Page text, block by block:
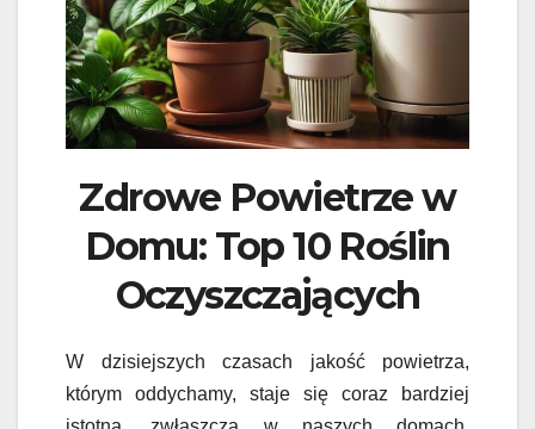
Zdrowe Powietrze w
Domu: Top 10 Roślin
Oczyszczających
W dzisiejszych czasach jakość powietrza,
którym oddychamy, staje się coraz bardziej